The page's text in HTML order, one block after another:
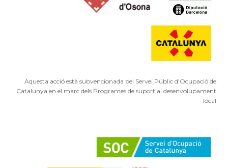
Aquesta acció està subvencionada pel Servei Públic d'Ocupació de
Catalunya en el marc dels Programes de suport al desenvolupament
local